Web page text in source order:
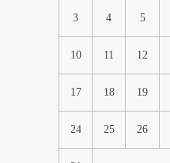
3 4 5
10 11 12
17 18 19
24 25 26